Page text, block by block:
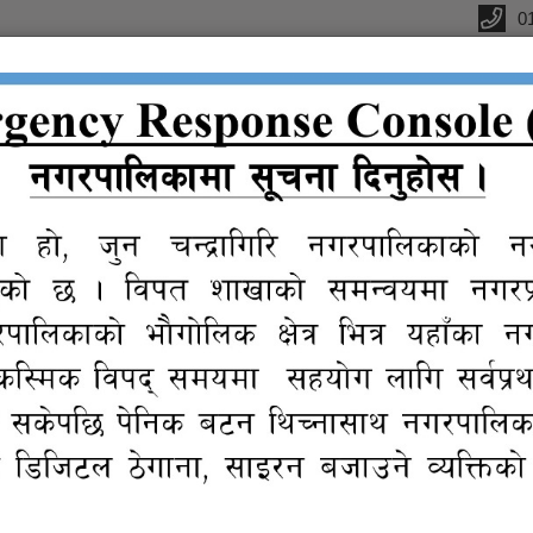
जानकारी शुसासन सेवा